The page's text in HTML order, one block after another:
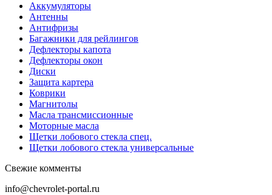
Аккумуляторы
Антенны
Антифризы
Багажники для рейлингов
Дефлекторы капота
Дефлекторы окон
Диски
Защита картера
Коврики
Магнитолы
Масла трансмиссионные
Моторные масла
Щетки лобового стекла спец.
Щетки лобового стекла универсальные
Свежие комменты
info@chevrolet-portal.ru